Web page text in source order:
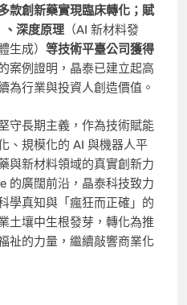
款創新藥實現臨床轉化；賦
、深度原理 （AI 新材料發
生成） 等技術平臺公司獲得
案例證明，晶泰已建立起高
為行業與投資人創造價值。
守長期主義，作為技術賦能
、規模化的 AI 與機器人平
與新材料領域的真實創新力
的廣闊前沿，晶泰科技致力
學真知與「瘋狂而正確」的
土壤中生根發芽，轉化為推
祉的力量，繼續敲響商業化